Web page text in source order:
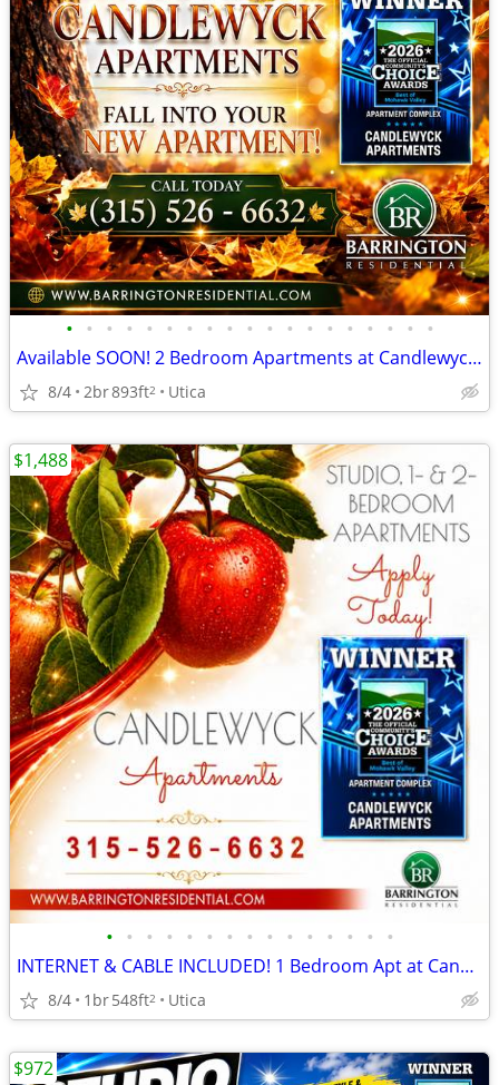
• • • • • • • • • • • • • • • • • • •
Available SOON! 2 Bedroom Apartments at Candlewyck Apartments
8/4 2br893ft2 Utica
• • • • • • • • • • • • • • •
INTERNET & CABLE INCLUDED! 1 Bedroom Apt at Candlewyck-COMING SOON!
8/4 1br548ft2 Utica
$1,488
$972